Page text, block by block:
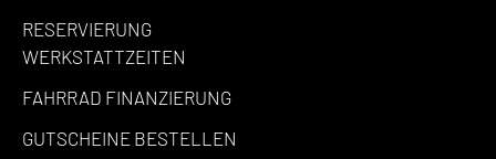
RESERVIERUNG
WERKSTATTZEITEN
FAHRRAD FINANZIERUNG
GUTSCHEINE BESTELLEN